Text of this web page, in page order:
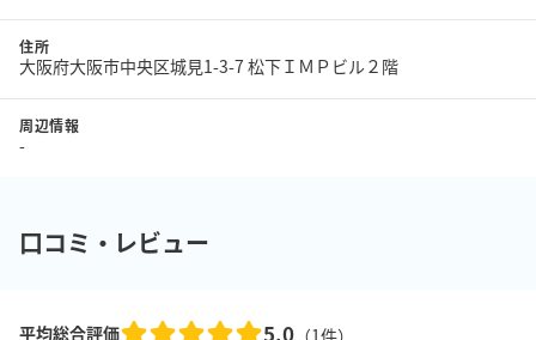
住所
大阪府大阪市中央区城見1-3-7 松下ＩＭＰビル２階
周辺情報
-
口コミ・レビュー
平均総合評価 5.0（1件）